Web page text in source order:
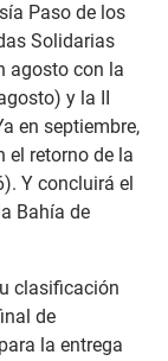
Paso de los
Solidarias
agosto con la
y la II
en septiembre,
el retorno de la
Y concluirá el
Bahía de
clasificación
de
la entrega